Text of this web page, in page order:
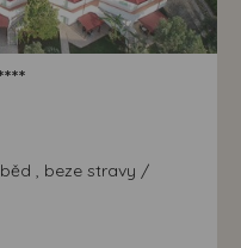
, beze stravy /